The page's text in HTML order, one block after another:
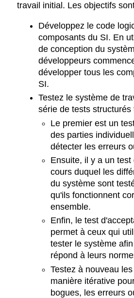
travail initial. Les objectifs
Développez le code
composants du SI. En
de conception du
développeurs
développer tous les
SI.
Testez le système de
série de tests structurés
Le premier est un
des parties
détecter les erreurs
Ensuite, il y a un
cours duquel les
du système sont
qu'ils fonctionnent
ensemble.
Enfin, le test
permet à ceux qui
tester le système
répond à leurs
Testez à nouveau
manière itérative
bogues, les erreurs